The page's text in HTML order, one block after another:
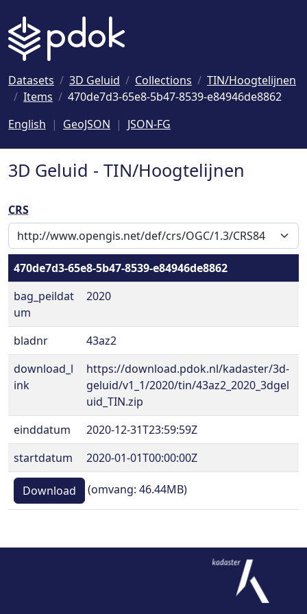
Datasets 3D Geluid Collections
TIN/Hoogtelijnen
Items
470de7d3-65e8-5b47-8539-e84946de8862
English
GeoJSON JSON-FG
3D Geluid - TIN/Hoogtelijnen
CRS
470de7d3-65e8-5b47-8539-e84946de8862
bag_peildat
um
2020
bladnr
43az2
download_l
ink
https://download.pdok.nl/kadaster/3d-
geluid/v1_1/2020/tin/43az2_2020_3dgel
uid_TIN.zip
einddatum
2020-12-31T23:59:59Z
startdatum
2020-01-01T00:00:00Z
Download (omvang: 46.44MB)